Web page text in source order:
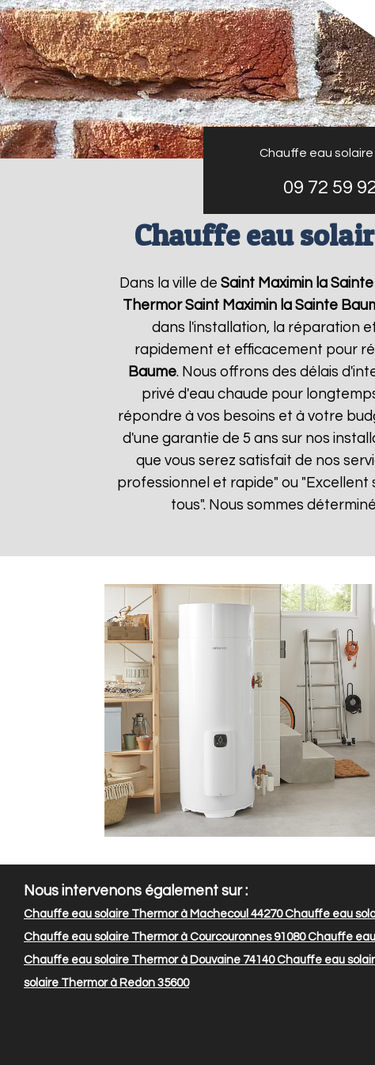
Chauffe eau
09 72 59
Chauffe eau
Dans la ville de Saint Maximin la
Thermor Saint Maximin la Sainte
dans l'installation, la réparation
rapidement et efficacement pour
Baume. Nous offrons des délais
privé d'eau chaude pour
répondre à vos besoins et à votre
d'une garantie de 5 ans sur nos
que vous serez satisfait de nos
professionnel et rapide" ou "Excellent
tous". Nous sommes
Nous intervenons également sur :
Chauffe eau solaire Thermor à Machecoul 44270Chauffe eau
Chauffe eau solaire Thermor à Courcouronnes 91080Chauffe eau
Chauffe eau solaire Thermor à Douvaine 74140Chauffe eau
solaire Thermor à Redon 35600